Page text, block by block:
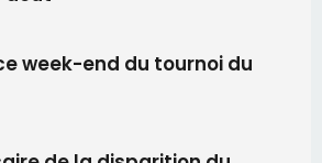
la nouvelle Miss Corse 2026
ne reviendra pas avant 2081